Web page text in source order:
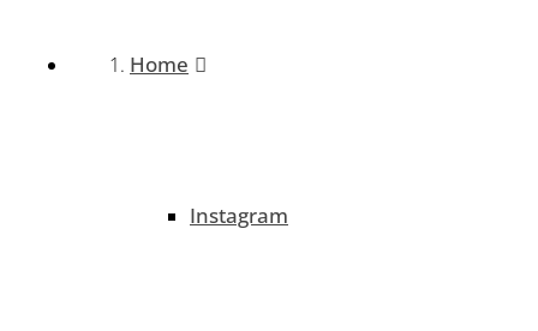
Home
Instagram